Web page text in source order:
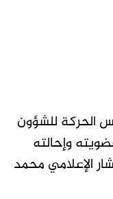
الحركة للشؤون
وإحالته
الإعلامي محمد